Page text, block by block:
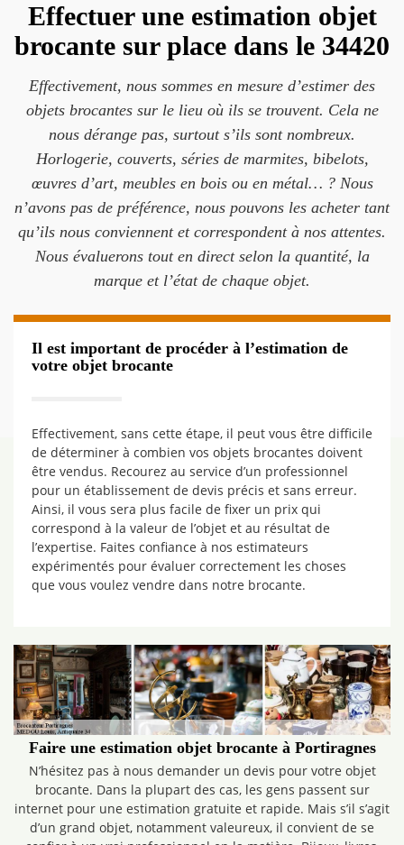
Effectuer une estimation objet
brocante sur place dans le 34420
Effectivement, nous sommes en mesure d’estimer des
objets brocantes sur le lieu où ils se trouvent. Cela ne
nous dérange pas, surtout s’ils sont nombreux.
Horlogerie, couverts, séries de marmites, bibelots,
œuvres d’art, meubles en bois ou en métal… ? Nous
n’avons pas de préférence, nous pouvons les acheter tant
qu’ils nous conviennent et correspondent à nos attentes.
Nous évaluerons tout en direct selon la quantité, la
marque et l’état de chaque objet.
Il est important de procéder à l’estimation de
votre objet brocante
Effectivement, sans cette étape, il peut vous être difficile
de déterminer à combien vos objets brocantes doivent
être vendus. Recourez au service d’un professionnel
pour un établissement de devis précis et sans erreur.
Ainsi, il vous sera plus facile de fixer un prix qui
correspond à la valeur de l’objet et au résultat de
l’expertise. Faites confiance à nos estimateurs
expérimentés pour évaluer correctement les choses
que vous voulez vendre dans notre brocante.
Faire une estimation objet brocante à Portiragnes
N’hésitez pas à nous demander un devis pour votre objet
brocante. Dans la plupart des cas, les gens passent sur
internet pour une estimation gratuite et rapide. Mais s’il s’agit
d’un grand objet, notamment valeureux, il convient de se